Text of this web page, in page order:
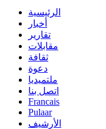
الرئيسية
أخبار
تقارير
مقابلات
ثقافة
دعوة
ملتميديا
اتصل بنا
Francais
Pulaar
الأرشيف